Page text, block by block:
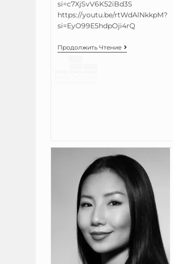
si=c7XjSvV6K52iBd3S
https://youtu.be/rtWdAlNkkpM?
si=EyO99E5hdpOji4rQ
Продолжить Чтение